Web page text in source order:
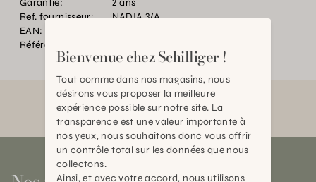
Garantie:
2 ans
Ref. fournisseur:
NADIA 3/A
EAN:
Référence:
Bienvenue chez Schilliger !
Tout comme dans nos magasins, nous
désirons vous proposer la meilleure
expérience possible sur notre site. La
transparence est une valeur importante à
nos yeux, nous souhaitons donc vous offrir
un contrôle total sur les données que nous
collectons.
Ainsi, et avec votre accord, nous utilisons